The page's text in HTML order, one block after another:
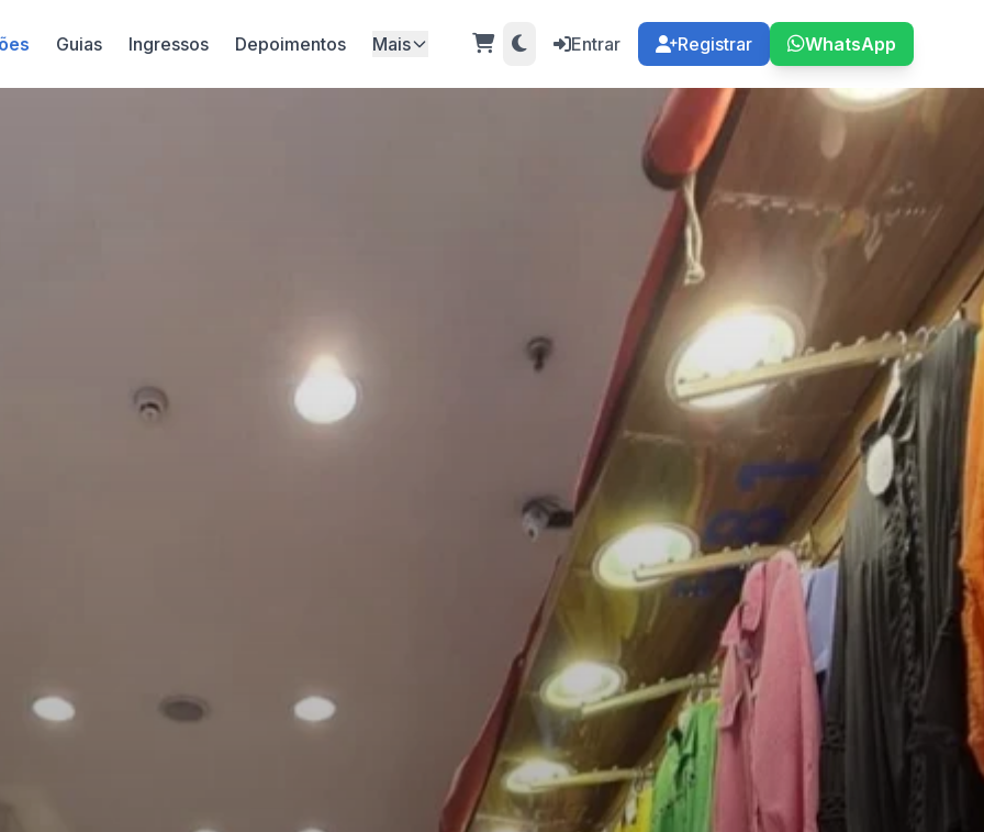
Guias Ingressos Depoimentos Mais Entrar Registrar WhatsApp